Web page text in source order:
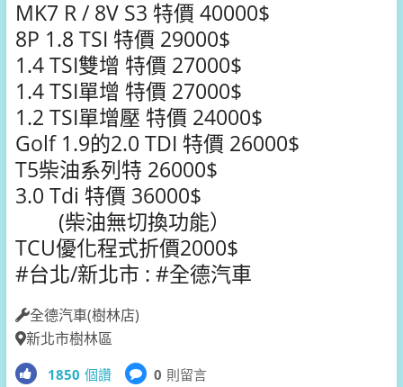
MK7 R / 8V S3 特價 40000$
8P 1.8 TSI 特價 29000$
1.4 TSI雙增 特價 27000$
1.4 TSI單增 特價 27000$
1.2 TSI單增壓 特價 24000$
Golf 1.9的2.0 TDI 特價 26000$
T5柴油系列特 26000$
3.0 Tdi 特價 36000$
(柴油無切換功能）
TCU優化程式折價2000$
#台北/新北市 : #全德汽車
全德汽車(樹林店)
新北市樹林區
1850 個讚 0 則留言